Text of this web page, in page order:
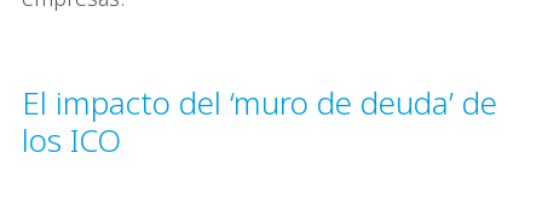
El impacto del ‘muro de deuda’ de
los ICO